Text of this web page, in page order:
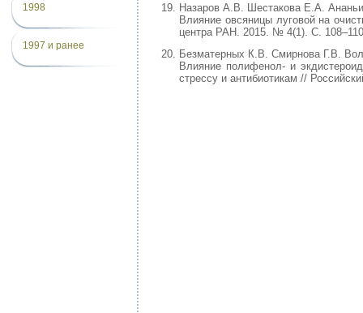
1998
1997 и ранее
Назаров А.В. Шестакова Е.А.
Влияние овсяницы луговой на
центра РАН. 2015. № 4(1). С.
Безматерных К.В. Смирнова Г.В.
Влияние полифенол- и
стрессу и антибиотикам //